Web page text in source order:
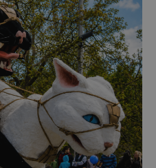
chlubit. […]